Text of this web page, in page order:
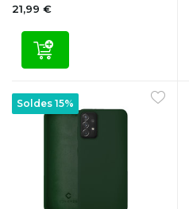
21,99 €
Soldes 15%